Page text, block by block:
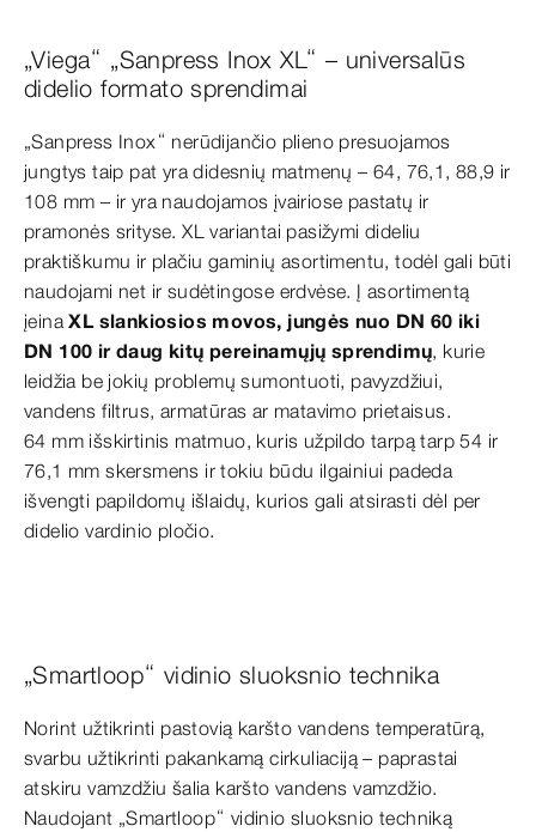
„Viega“ „Sanpress Inox XL“ – universalūs
didelio formato sprendimai
„Sanpress Inox“ nerūdijančio plieno presuojamos
jungtys taip pat yra didesnių matmenų – 64, 76,1, 88,9 ir
108 mm – ir yra naudojamos įvairiose pastatų ir
pramonės srityse. XL variantai pasižymi dideliu
praktiškumu ir plačiu gaminių asortimentu, todėl gali būti
naudojami net ir sudėtingose erdvėse. Į asortimentą
įeinaXL slankiosios movos, jungės nuo DN 60 iki
DN 100 ir daug kitų pereinamųjų sprendimų, kurie
leidžia be jokių problemų sumontuoti, pavyzdžiui,
vandens filtrus, armatūras ar matavimo prietaisus.
64 mm išskirtinis matmuo, kuris užpildo tarpą tarp 54 ir
76,1 mm skersmens ir tokiu būdu ilgainiui padeda
išvengti papildomų išlaidų, kurios gali atsirasti dėl per
didelio vardinio pločio.
„Smartloop“ vidinio sluoksnio technika
Norint užtikrinti pastovią karšto vandens temperatūrą,
svarbu užtikrinti pakankamą cirkuliaciją – paprastai
atskiru vamzdžiu šalia karšto vandens vamzdžio.
Naudojant „Smartloop“ vidinio sluoksnio techniką